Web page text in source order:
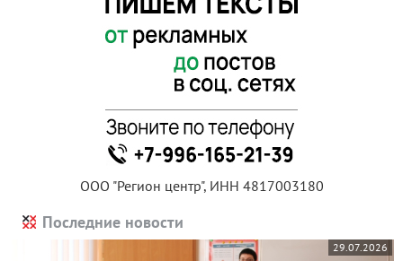
ООО "Регион центр", ИНН 4817003180
Последние новости
29.07.2026